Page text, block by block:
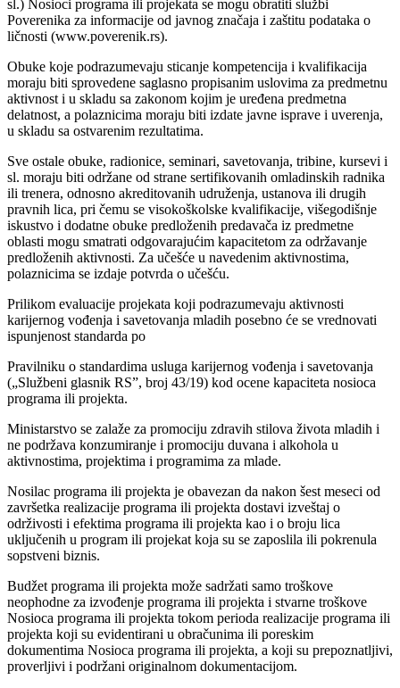
sl.) Nosioci programa ili projekata se mogu obratiti službi
Poverenika za informacije od javnog značaja i zaštitu podataka o
ličnosti (www.poverenik.rs).
Obuke koje podrazumevaju sticanje kompetencija i kvalifikacija
moraju biti sprovedene saglasno propisanim uslovima za predmetnu
aktivnost i u skladu sa zakonom kojim je uređena predmetna
delatnost, a polaznicima moraju biti izdate javne isprave i uverenja,
u skladu sa ostvarenim rezultatima.
Sve ostale obuke, radionice, seminari, savetovanja, tribine, kursevi i
sl. moraju biti održane od strane sertifikovanih omladinskih radnika
ili trenera, odnosno akreditovanih udruženja, ustanova ili drugih
pravnih lica, pri čemu se visokoškolske kvalifikacije, višegodišnje
iskustvo i dodatne obuke predloženih predavača iz predmetne
oblasti mogu smatrati odgovarajućim kapacitetom za održavanje
predloženih aktivnosti. Za učešće u navedenim aktivnostima,
polaznicima se izdaje potvrda o učešću.
Prilikom evaluacije projekata koji podrazumevaju aktivnosti
karijernog vođenja i savetovanja mladih posebno će se vrednovati
ispunjenost standarda po
Pravilniku o standardima usluga karijernog vođenja i savetovanja
(„Službeni glasnik RS”, broj 43/19) kod ocene kapaciteta nosioca
programa ili projekta.
Ministarstvo se zalaže za promociju zdravih stilova života mladih i
ne podržava konzumiranje i promociju duvana i alkohola u
aktivnostima, projektima i programima za mlade.
Nosilac programa ili projekta je obavezan da nakon šest meseci od
završetka realizacije programa ili projekta dostavi izveštaj o
održivosti i efektima programa ili projekta kao i o broju lica
uključenih u program ili projekat koja su se zaposlila ili pokrenula
sopstveni biznis.
Budžet programa ili projekta može sadržati samo troškove
neophodne za izvođenje programa ili projekta i stvarne troškove
Nosioca programa ili projekta tokom perioda realizacije programa ili
projekta koji su evidentirani u obračunima ili poreskim
dokumentima Nosioca programa ili projekta, a koji su prepoznatljivi,
proverljivi i podržani originalnom dokumentacijom.